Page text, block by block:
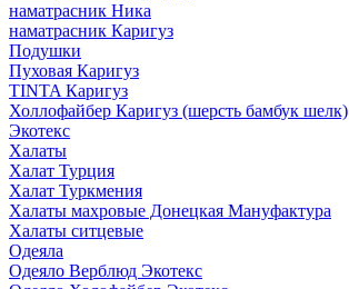
наматрасник Ника
наматрасник Каригуз
Подушки
Пуховая Каригуз
TINTA Каригуз
Холлофайбер Каригуз (шерсть бамбук шелк)
Экотекс
Халаты
Халат Турция
Халат Туркмения
Халаты махровые Донецкая Мануфактура
Халаты ситцевые
Одеяла
Одеяло Верблюд Экотекс